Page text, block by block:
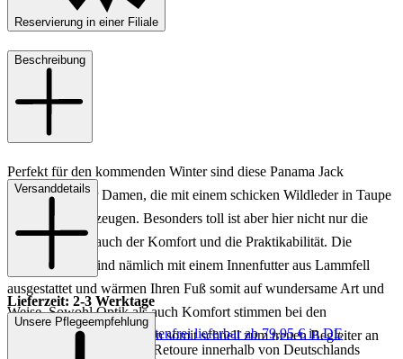
Reservierung in einer Filiale
Beschreibung
Perfekt für den kommenden Winter sind diese Panama Jack
Winterstiefel für Damen, die mit einem schicken Wildleder in Taupe
auf anhieb überzeugen. Besonders toll ist aber hier nicht nur die
Optik, sondern auch der Komfort und die Praktikabilität. Die
Damenschuhe sind nämlich mit einem Innenfutter aus Lammfell
ausgestattet und wärmen Ihren Fuß somit auf wundersame Art und
Weise. Sowohl Optik als auch Komfort stimmen bei den
Winterschuhen und können somit schnell zum treuen Begleiter an
Versanddetails
Lieferzeit: 2-3 Werktage
Keine Versandkosten:
kostenfrei lieferbar ab 79,95 € in DE
Einfache und Kostenlose Retoure innerhalb von Deutschlands
Unsere Pflegeempfehlung